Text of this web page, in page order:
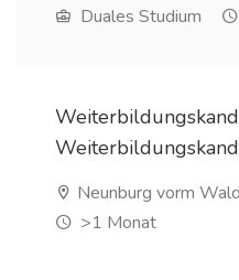
Duales Studium
Neunburg vorm Wald
>1 Monat